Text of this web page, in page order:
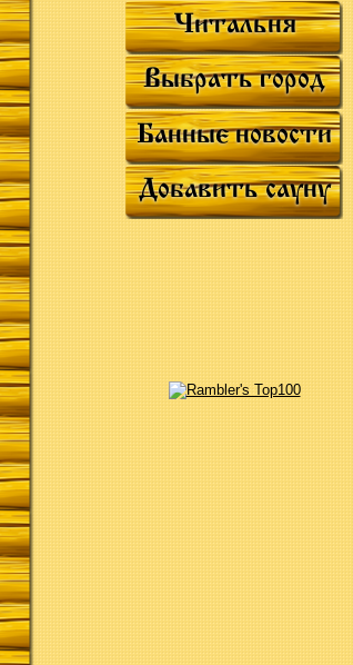
Читальня
Выбрать город
Банные новости
Добавить сауну